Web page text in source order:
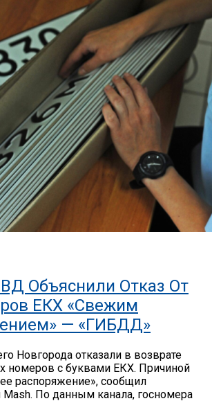
Объяснили Отказ От
ЕКХ «свежим
— «ГИБДД»
Новгорода отказали в возврате
номеров с буквами ЕКХ. Причиной
распоряжение», сообщил
Mash. По данным канала, госномера